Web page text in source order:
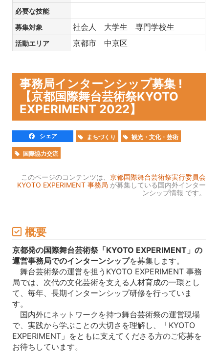
必要な技能
募集対象 社会人 大学生 専門学校生
活動エリア 京都市 中京区
事務局インターンシップ募集 !
【京都国際舞台芸術祭KYOTO
EXPERIMENT 2022】
シェア まちづくり 観光・文化・芸術
国際協力交流
このページのコンテンツは、 京都国際舞台芸術祭実行委員会
KYOTO EXPERIMENT 事務局 が募集している国内外インター
ンシップ情報 です。
概要
京都発の国際舞台芸術祭「KYOTO EXPERIMENT」の
運営事務局でのインターンシップを募集します。
舞台芸術祭の運営を担うKYOTO EXPERIMENT 事務
局では、次代の文化芸術を支える人材育成の一環とし
て、毎年、長期インターンシップ研修を行っていま
す。
国内外にネットワークを持つ舞台芸術祭の運営現場
で、実践から学ぶことの大切さを理解し、「KYOTO
EXPERIMENT」をともに支えてくださる方のご応募を
お待ちしています。